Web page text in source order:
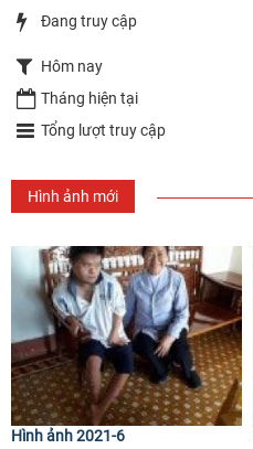
Đang truy cập
Hôm nay
Tháng hiện tại
Tổng lượt truy cập
Hình ảnh mới
Hình ảnh 2021-6